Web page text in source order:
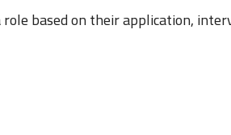
based on their application,